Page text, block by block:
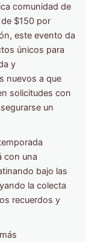
comunidad de
$150 por
este evento da
únicos para
y
nuevos a que
solicitudes con
un
con una
bajo las
la colecta
recuerdos y